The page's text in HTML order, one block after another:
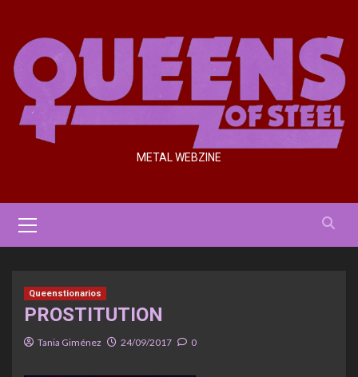
contenido
METAL WEBZINE
primario
Queenstionarios
PROSTITUTION
Tania Giménez 24/09/2017 0